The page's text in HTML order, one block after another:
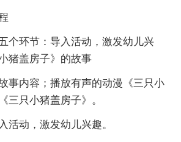
个环节：导入活动，激发幼儿兴
猪盖房子》的故事
事内容；播放有声的动漫《三只小
三只小猪盖房子》。
活动，激发幼儿兴趣。